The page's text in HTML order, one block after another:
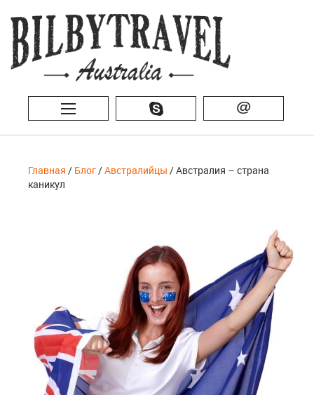
@
Главная / Блог/Австралийцы / Австралия – страна
каникул